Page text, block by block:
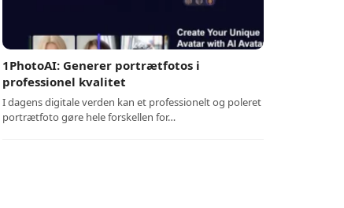
1PhotoAI: Generer portrætfotos i
professionel kvalitet
I dagens digitale verden kan et professionelt og poleret
portrætfoto gøre hele forskellen for…